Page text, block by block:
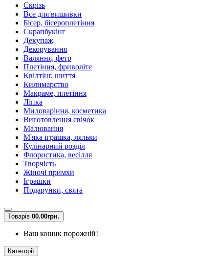
Скрізь
Все для вишивки
Бісер, бісероплетіння
Скрапбукінг
Декупаж
Декорування
Валяння, фетр
Плетіння, фриволіте
Квілтінг, шиття
Килимарство
Макраме, плетіння
Ліпка
Миловаріння, косметика
Виготовлення свічок
Малювання
М'яка іграшка, ляльки
Кулінарний розділ
Флористика, весілля
Творчість
Жіночі примхи
Іграшки
Подарунки, свята
Товарів 00.00грн.
Ваш кошик порожній!
Категорії